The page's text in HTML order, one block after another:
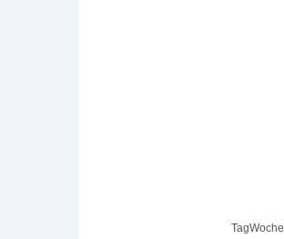
TagWoche